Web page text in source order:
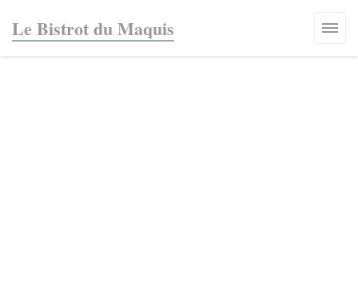
Le Bistrot du Maquis